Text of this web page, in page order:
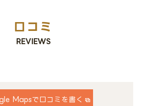
口コミ
REVIEWS
Mapsで口コミを書く